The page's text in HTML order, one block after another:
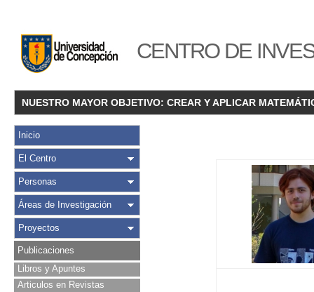
CENTRO DE
NUESTRO MAYOR OBJETIVO: CREAR Y APLICAR
Inicio
El Centro
Personas
Áreas de Investigación
Proyectos
Publicaciones
Libros y Apuntes
Articulos en Revistas